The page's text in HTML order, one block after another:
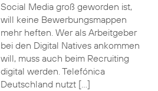
Social Media groß geworden ist,
will keine Bewerbungsmappen
mehr heften. Wer als Arbeitgeber
bei den Digital Natives ankommen
will, muss auch beim Recruiting
digital werden. Telefónica
Deutschland nutzt […]